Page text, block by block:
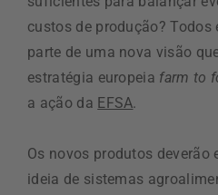
custos de produção?
parte de uma nova visão
estratégia europeia farm to
a ação da EFSA.
Os novos produtos deverão
ideia de sistemas